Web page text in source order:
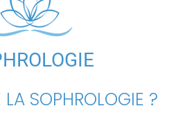
SOPHROLOGIE ?